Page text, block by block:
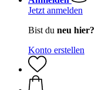
Jetzt anmelden
Bist du neu hier?
Konto erstellen